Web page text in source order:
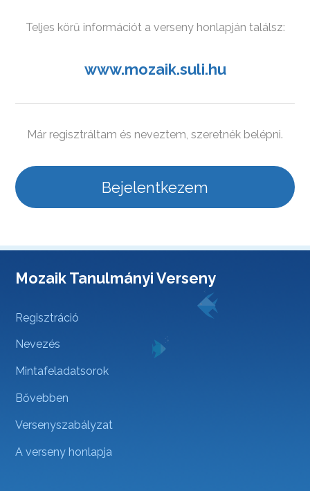
Teljes körű információt a verseny honlapján találsz:
www.mozaik.suli.hu
Már regisztráltam és neveztem, szeretnék belépni.
Bejelentkezem
Mozaik Tanulmányi Verseny
Regisztráció
Nevezés
Mintafeladatsorok
Bővebben
Versenyszabályzat
A verseny honlapja